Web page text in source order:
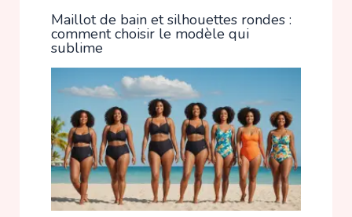
Maillot de bain et silhouettes rondes :
comment choisir le modèle qui
sublime